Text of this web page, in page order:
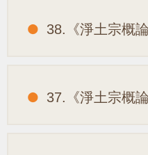
38.《淨土宗概
37.《淨土宗概